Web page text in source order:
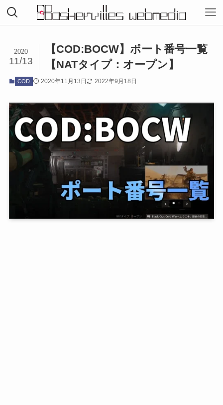
【COD:BOCW】ポート番号一覧
【NATタイプ：オープン】
2020
11/13
COD 2020年11月13日 2022年9月18日